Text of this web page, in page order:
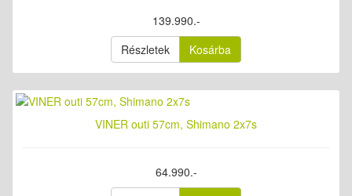
139.990.-
Részletek
Kosárba
VINER outi 57cm, Shimano 2x7s
64.990.-